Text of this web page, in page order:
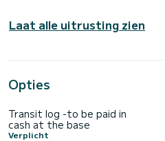
Laat alle uitrusting zien
Opties
Transit log -to be paid in
cash at the base
Verplicht